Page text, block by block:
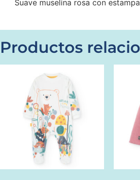
Suave muselina rosa con
Productos